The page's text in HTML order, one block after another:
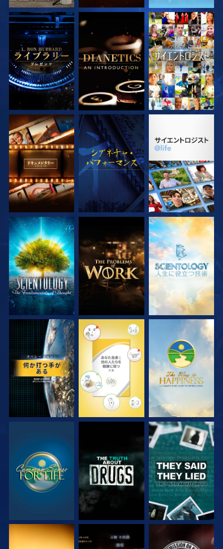
シリーズを探求 シリーズを探求 観る
シリーズを探求 観る シリーズを探求
シリーズを探求 シリーズを探求 シリーズを探求
観る 観る 観る
観る 観る 観る